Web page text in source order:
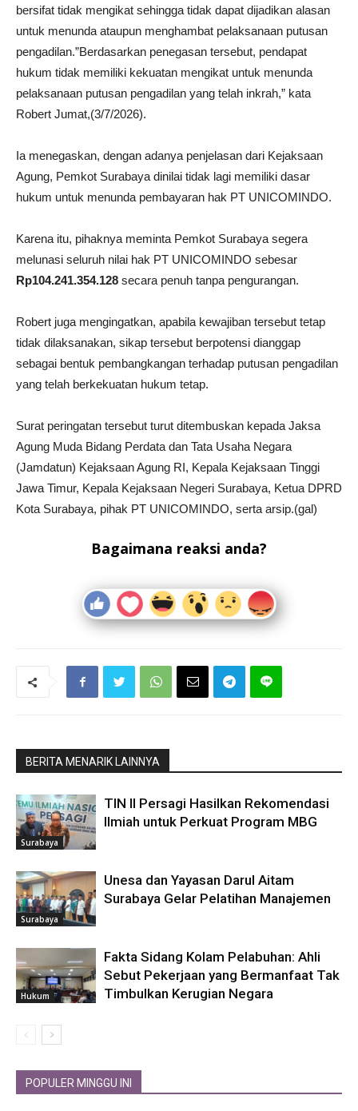
bersifat tidak mengikat sehingga tidak dapat dijadikan alasan
untuk menunda ataupun menghambat pelaksanaan putusan
pengadilan.”Berdasarkan penegasan tersebut, pendapat
hukum tidak memiliki kekuatan mengikat untuk menunda
pelaksanaan putusan pengadilan yang telah inkrah,” kata
Robert Jumat,(3/7/2026).
Ia menegaskan, dengan adanya penjelasan dari Kejaksaan
Agung, Pemkot Surabaya dinilai tidak lagi memiliki dasar
hukum untuk menunda pembayaran hak PT UNICOMINDO.
Karena itu, pihaknya meminta Pemkot Surabaya segera
melunasi seluruh nilai hak PT UNICOMINDO sebesar
Rp104.241.354.128 secara penuh tanpa pengurangan.
Robert juga mengingatkan, apabila kewajiban tersebut tetap
tidak dilaksanakan, sikap tersebut berpotensi dianggap
sebagai bentuk pembangkangan terhadap putusan pengadilan
yang telah berkekuatan hukum tetap.
Surat peringatan tersebut turut ditembuskan kepada Jaksa
Agung Muda Bidang Perdata dan Tata Usaha Negara
(Jamdatun) Kejaksaan Agung RI, Kepala Kejaksaan Tinggi
Jawa Timur, Kepala Kejaksaan Negeri Surabaya, Ketua DPRD
Kota Surabaya, pihak PT UNICOMINDO, serta arsip.(gal)
Bagaimana reaksi anda?
BERITA MENARIK LAINNYA
Surabaya
TIN II Persagi Hasilkan Rekomendasi
Ilmiah untuk Perkuat Program MBG
Surabaya
Unesa dan Yayasan Darul Aitam
Surabaya Gelar Pelatihan Manajemen
Hukum
Fakta Sidang Kolam Pelabuhan: Ahli
Sebut Pekerjaan yang Bermanfaat Tak
Timbulkan Kerugian Negara
POPULER MINGGU INI